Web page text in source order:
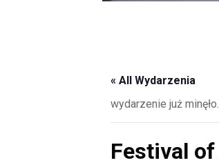
« All Wydarzenia
wydarzenie już minęło.
Festival